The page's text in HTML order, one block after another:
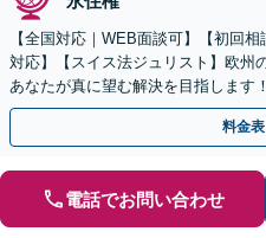
【全国対応｜WEB面談可】【初回
対応】【スイス法ジュリスト】欧州
あなたが真に望む解決を目指します
やかな連絡と粘り強い交渉を徹底【
料金
電話でお問い合わせ